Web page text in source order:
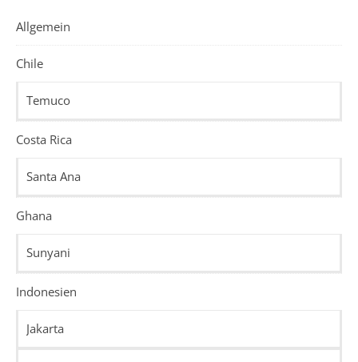
Allgemein
Chile
Temuco
Costa Rica
Santa Ana
Ghana
Sunyani
Indonesien
Jakarta